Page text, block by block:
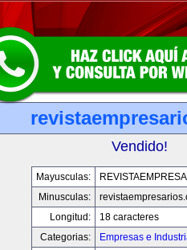
Vendido!
Mayusculas:
Minusculas:
Longitud:
18 caracteres
Categorias:
Empresas e